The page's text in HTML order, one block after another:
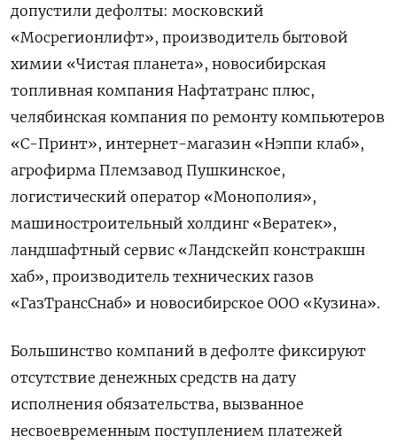
допустили дефолты: московский
«Мосрегионлифт», производитель бытовой
химии «Чистая планета», новосибирская
топливная компания Нафтатранс плюс,
челябинская компания по ремонту компьютеров
«С-Принт», интернет-магазин «Нэппи клаб»,
агрофирма Племзавод Пушкинское,
логистический оператор «Монополия»,
машиностроительный холдинг «Вератек»,
ландшафтный сервис «Ландскейп констракшн
хаб», производитель технических газов
«ГазТрансСнаб» и новосибирское ООО «Кузина».
Большинство компаний в дефолте фиксируют
отсутствие денежных средств на дату
исполнения обязательства, вызванное
несвоевременным поступлением платежей